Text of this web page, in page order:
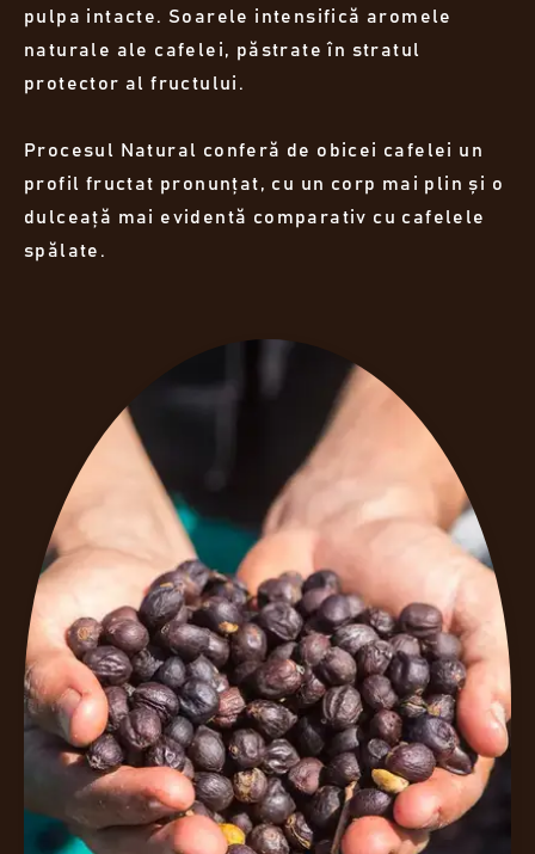
pulpa intacte. Soarele intensifică aromele
naturale ale cafelei, păstrate în stratul
protector al fructului.
Procesul Natural conferă de obicei cafelei un
profil fructat pronunțat, cu un corp mai plin și o
dulceață mai evidentă comparativ cu cafelele
spălate.